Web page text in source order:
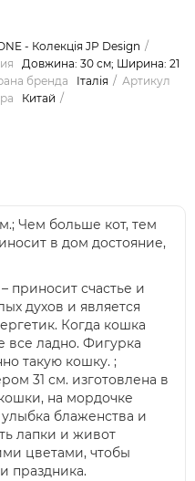
- Колекція JP Design
Довжина: 30 см; Ширина: 21
бренда Італія
Артикул
Китай
Чем больше кот, тем
в дом достояние,
приносит счастье и
духов и является
Когда кошка
все ладно. Фигурка
такую кошку. ;
31 см. изготовлена в
на мордочке
блаженства и
лапки и живот
цветами, чтобы
праздника.